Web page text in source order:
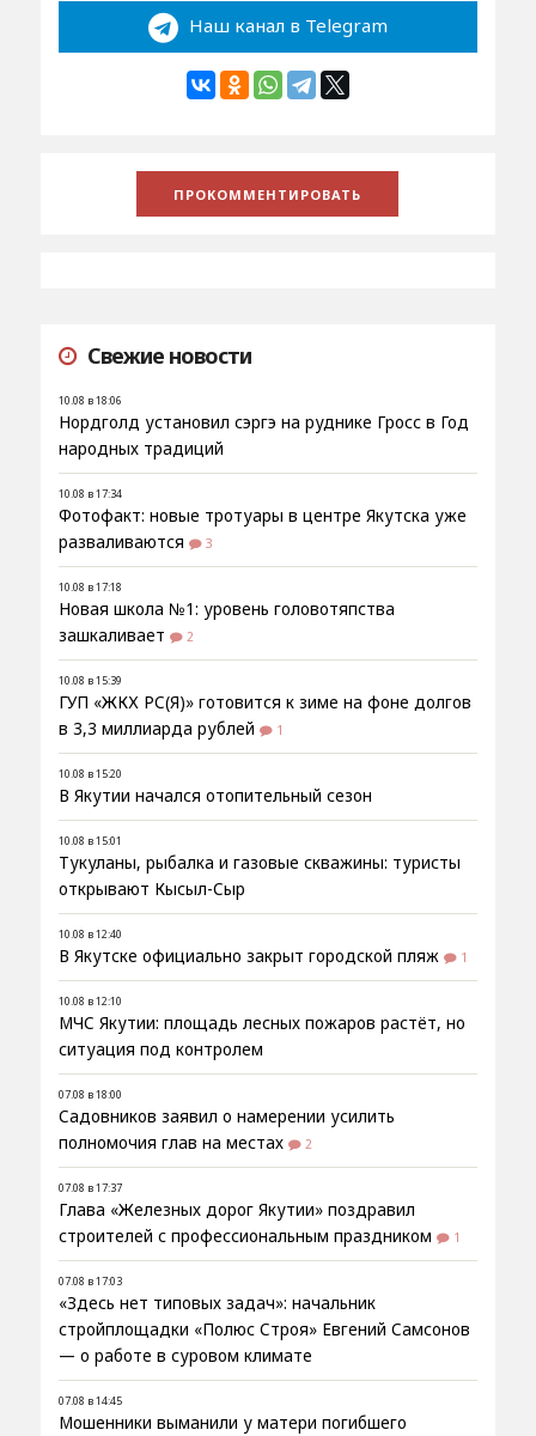
Наш канал в Telegram
Свежие новости
10.08 в 18:06
Нордголд установил сэргэ на руднике Гросс в Год
народных традиций
10.08 в 17:34
Фотофакт: новые тротуары в центре Якутска уже
разваливаются
3
10.08 в 17:18
Новая школа №1: уровень головотяпства
зашкаливает
2
10.08 в 15:39
ГУП «ЖКХ РС(Я)» готовится к зиме на фоне долгов
в 3,3 миллиарда рублей
1
10.08 в 15:20
В Якутии начался отопительный сезон
10.08 в 15:01
Тукуланы, рыбалка и газовые скважины: туристы
открывают Кысыл-Сыр
10.08 в 12:40
В Якутске официально закрыт городской пляж 1
10.08 в 12:10
МЧС Якутии: площадь лесных пожаров растёт, но
ситуация под контролем
07.08 в 18:00
Садовников заявил о намерении усилить
полномочия глав на местах
2
07.08 в 17:37
Глава «Железных дорог Якутии» поздравил
строителей с профессиональным праздником
1
07.08 в 17:03
«Здесь нет типовых задач»: начальник
стройплощадки «Полюс Строя» Евгений Самсонов
— о работе в суровом климате
07.08 в 14:45
Мошенники выманили у матери погибшего